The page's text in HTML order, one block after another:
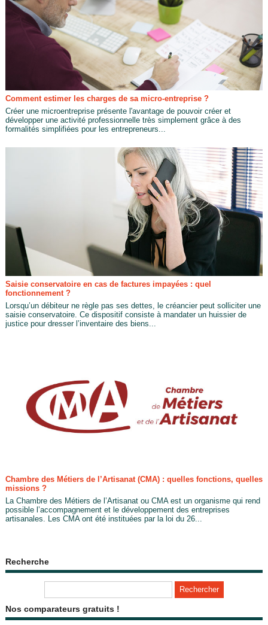
Comment estimer les charges de sa micro-entreprise ?
Créer une microentreprise présente l'avantage de pouvoir créer et
développer une activité professionnelle très simplement grâce à des
formalités simplifiées pour les entrepreneurs...
Saisie conservatoire en cas de factures impayées : quel
fonctionnement ?
Lorsqu’un débiteur ne règle pas ses dettes, le créancier peut solliciter une
saisie conservatoire. Ce dispositif consiste à mandater un huissier de
justice pour dresser l’inventaire des biens...
Chambre des Métiers de l’Artisanat (CMA) : quelles fonctions, quelles
missions ?
La Chambre des Métiers de l’Artisanat ou CMA est un organisme qui rend
possible l’accompagnement et le développement des entreprises
artisanales. Les CMA ont été instituées par la loi du 26...
Recherche
Nos comparateurs gratuits !